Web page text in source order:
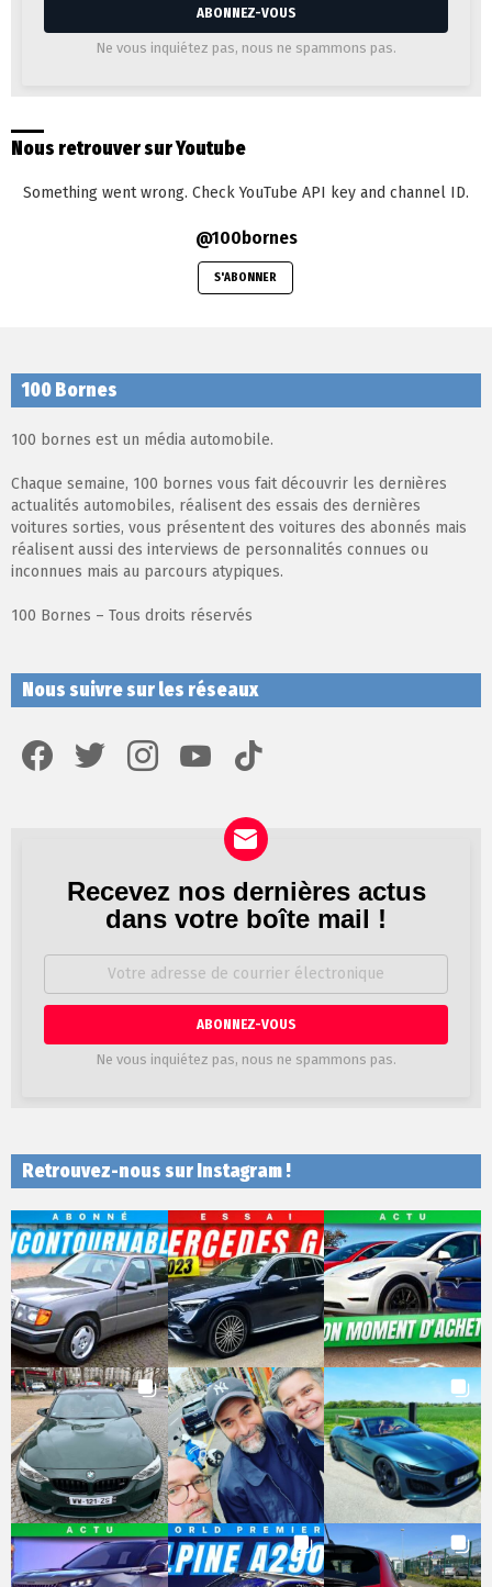
Ne vous inquiétez pas, nous ne spammons pas.
Nous retrouver sur Youtube
Something went wrong. Check YouTube API key and channel ID.
@100bornes
S'ABONNER
100 Bornes
100 bornes est un média automobile.
Chaque semaine, 100 bornes vous fait découvrir les dernières
actualités automobiles, réalisent des essais des dernières
voitures sorties, vous présentent des voitures des abonnés mais
réalisent aussi des interviews de personnalités connues ou
inconnues mais au parcours atypiques.
100 Bornes – Tous droits réservés
Nous suivre sur les réseaux
Newsletter
Recevez nos dernières actus
dans votre boîte mail !
courrier
Ne vous inquiétez pas, nous ne spammons pas.
Retrouvez-nous sur Instagram !